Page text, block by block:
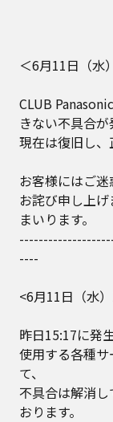
＜6月11日（水
CLUB
きない不具合が
現在は復旧し、
お客様にはご
お詫び申し上
まいります。
----
<6月11日（水
昨日15:17に発
使用する各種
て、
不具合は解消
おります。